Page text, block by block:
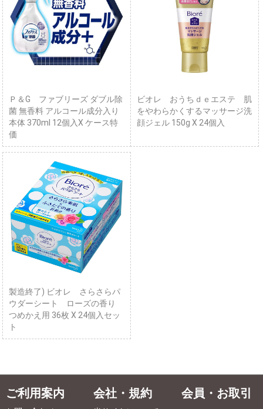
Ｐ＆G ファブリーズ ダブル除
菌 無香料 アルコール成分入り
本体 370ml 12個入X ケース特
価
ビオレ おうちｄｅエステ 肌
をやわらかくするマッサージ洗
顔ジェル 150g X 24個入
製造終了) ビオレ さらさらパ
ウダーシート ローズの香り
つめかえ用 36枚 X 24個入セッ
ト
ご利用案内 会社・規約 会員・お取引